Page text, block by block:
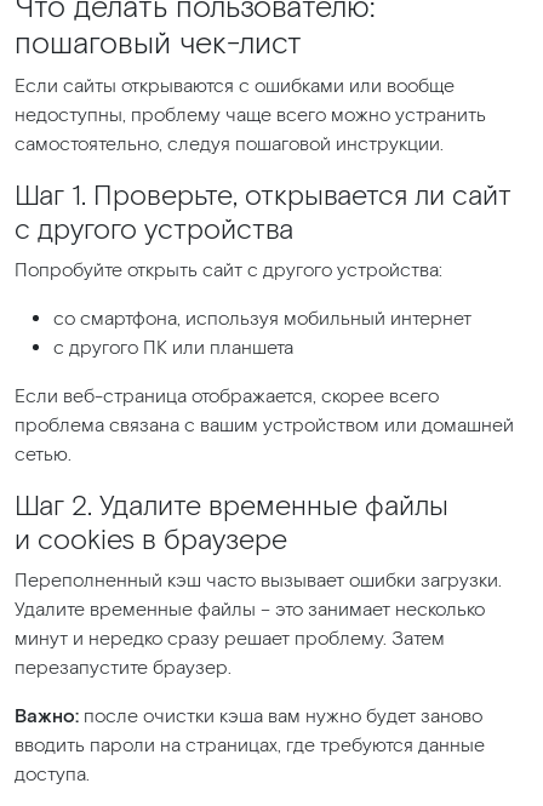
пошаговый чек-лист
Если сайты открываются с ошибками или вообще
недоступны, проблему чаще всего можно устранить
самостоятельно, следуя пошаговой инструкции.
Шаг 1. Проверьте, открывается ли сайт
с другого устройства
Попробуйте открыть сайт с другого устройства:
со смартфона, используя мобильный интернет
с другого ПК или планшета
Если веб-страница отображается, скорее всего
проблема связана с вашим устройством или домашней
сетью.
Шаг 2. Удалите временные файлы
и cookies в браузере
Переполненный кэш часто вызывает ошибки загрузки.
Удалите временные файлы – это занимает несколько
минут и нередко сразу решает проблему. Затем
перезапустите браузер.
Важно: после очистки кэша вам нужно будет заново
вводить пароли на страницах, где требуются данные
доступа.